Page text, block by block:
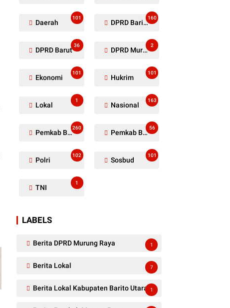
Daerah
101
DPRD Barito Utara
160
DPRD Barut
36
DPRD Murung Raya
2
Ekonomi
101
Hukrim
101
Lokal
1
Nasional
163
Pemkab Barito Utara
260
Pemkab Barut
56
Polri
102
Sosbud
101
TNI
1
LABELS
Berita DPRD Murung Raya 1
Berita Lokal 7
Berita Lokal Kabupaten Barito Utara 1